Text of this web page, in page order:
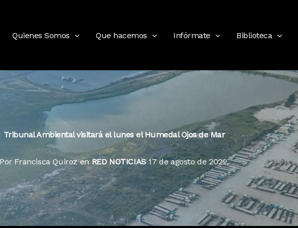
Quienes Somos Que hacemos Infórmate Biblioteca
Tribunal Ambiental visitará el lunes el Humedal Ojos de Mar
Por Francisca Quiroz enRED NOTICIAS17 de agosto de 2022,